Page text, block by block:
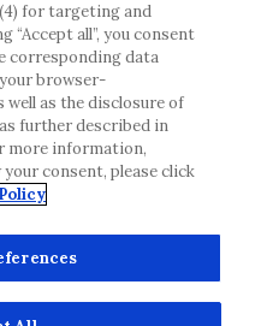
att kvalitetssäkra
att ta bort vilseledande
mån. Vi har inget
webbplatser som
material från denna
annanstans är inte
Webbplatsen säljer
Kontakta
for targeting and
“Accept all”, you consent
corresponding data
browser-
as the disclosure of
further described in
more information,
consent, please click